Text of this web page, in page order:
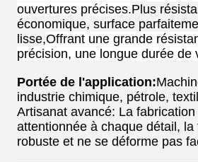
ouvertures précises.Plus
économique, surface
lisse,Offrant une grande
précision, une longue durée de
Portée de l'application:
industrie chimique, pétrole,
Artisanat avancé: La
attentionnée à chaque détail, la
robuste et ne se déforme pas